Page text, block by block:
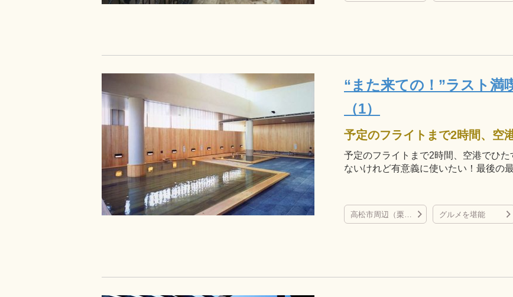
“また来ての！”ラスト満
（1）
予定のフライトまで2時間、空港でひ
ないけれど有意義に使いたい！最後の
高松市周辺（栗林公園、屋島、直島など） グルメを堪能